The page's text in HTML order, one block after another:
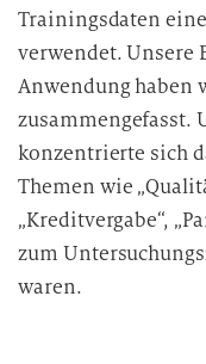
Trainingsdaten
verwendet. Unsere
Anwendung haben
zusammengefasst.
konzentrierte sich
Themen wie
„Kreditvergabe“,
zum
waren.